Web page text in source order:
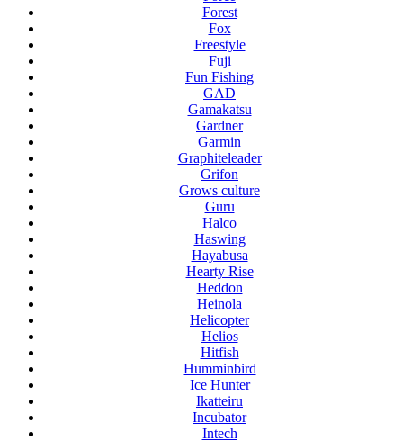
Forest
Fox
Freestyle
Fuji
Fun Fishing
GAD
Gamakatsu
Gardner
Garmin
Graphiteleader
Grifon
Grows culture
Guru
Halco
Haswing
Hayabusa
Hearty Rise
Heddon
Heinola
Helicopter
Helios
Hitfish
Humminbird
Ice Hunter
Ikatteiru
Incubator
Intech